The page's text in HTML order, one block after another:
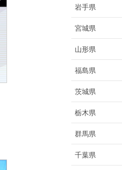
岩手県
宮城県
山形県
福島県
茨城県
栃木県
群馬県
千葉県